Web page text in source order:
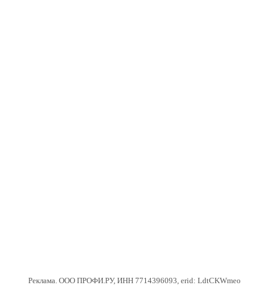
Реклама. ООО ПРОФИ.РУ, ИНН 7714396093, erid: LdtCKWmeo